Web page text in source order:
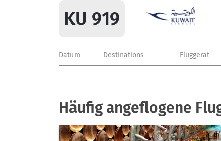
KU 919
Datum Destinations Fluggerät
Häufig angeflogene